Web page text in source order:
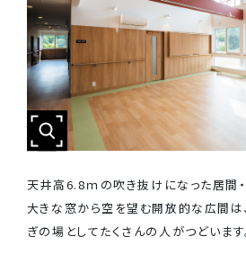
天井高6.8ｍの吹き抜けになった居間・
大きな窓から空を望む開放的な広間は
ぎの場としてたくさんの人がつどいます